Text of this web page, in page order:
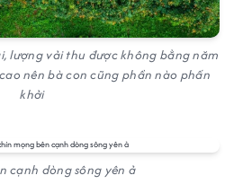
lượng vải thu được không bằng năm
nên bà con cũng phần nào phấn
khởi
cạnh dòng sông yên ả